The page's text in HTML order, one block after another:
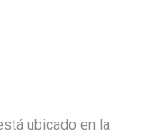
ubicado en la